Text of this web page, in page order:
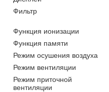
Фильтр
Функция ионизации
Функция памяти
Режим осушения воздуха
Режим вентиляции
Режим приточной
вентиляции